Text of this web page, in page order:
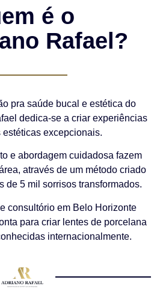
é o
Rafael?
pra saúde bucal e estética do
dedica-se a criar experiências
excepcionais.
e abordagem cuidadosa fazem
através de um método criado
de 5 mil sorrisos transformados.
consultório em Belo Horizonte
para criar lentes de porcelana
internacionalmente.